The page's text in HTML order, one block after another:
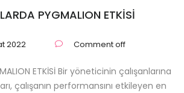
PYGMALION ETKİSİ
2022 Comment off
ETKİSİ Bir yöneticinin çalışanlarına
çalışanın performansını etkileyen en